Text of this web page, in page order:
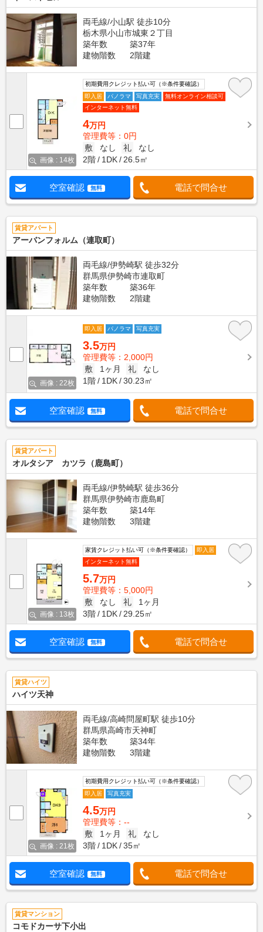
両毛線/小山駅 徒歩10分
栃木県小山市城東２丁目
築年数
築37年
建物階数
2階建
画像 : 14枚
初期費用クレジット払い可（※条件要確認）
即入居
パノラマ 写真充実
無料オンライン相談可
インターネット無料
4万円
管理費等：0円
敷
なし 礼
なし
2階
1DK 26.5㎡
空室確認 無料 電話で問合せ
賃貸アパート
アーバンフォルム（連取町）
両毛線/伊勢崎駅 徒歩32分
群馬県伊勢崎市連取町
築年数
築36年
建物階数
2階建
画像 : 22枚
即入居 パノラマ 写真充実
3.5万円
管理費等：2,000円
敷
1ヶ月 礼
なし
1階
1DK 30.23㎡
空室確認 無料 電話で問合せ
賃貸アパート
オルタシア カツラ（鹿島町）
両毛線/伊勢崎駅 徒歩36分
群馬県伊勢崎市鹿島町
築年数
築14年
建物階数
3階建
画像 : 13枚
家賃クレジット払い可（※条件要確認）
即入居
インターネット無料
5.7万円
管理費等：5,000円
敷
なし 礼
1ヶ月
3階
1DK 29.25㎡
空室確認 無料 電話で問合せ
賃貸ハイツ
ハイツ天神
両毛線/高崎問屋町駅 徒歩10分
群馬県高崎市天神町
築年数
築34年
建物階数
3階建
画像 : 21枚
初期費用クレジット払い可（※条件要確認）
即入居
写真充実
4.5万円
管理費等：--
敷
1ヶ月 礼
なし
3階
1DK 35㎡
空室確認 無料 電話で問合せ
賃貸マンション
コモドカーサ下小出